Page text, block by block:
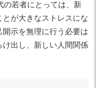
の若者にとっては、新
が大きなストレスにな
示を無理に行う必要は
出し、新しい人間関係